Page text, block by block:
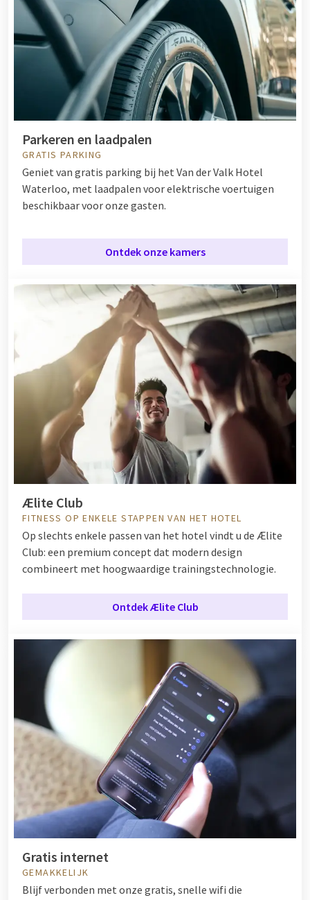
Parkeren en laadpalen
GRATIS PARKING
Geniet van gratis parking bij het Van der Valk Hotel
Waterloo, met laadpalen voor elektrische voertuigen
beschikbaar voor onze gasten.
Ontdek onze kamers
Ælite Club
FITNESS OP ENKELE STAPPEN VAN HET HOTEL
Op slechts enkele passen van het hotel vindt u de Ælite
Club: een premium concept dat modern design
combineert met hoogwaardige trainingstechnologie.
Ontdek Ælite Club
Gratis internet
GEMAKKELIJK
Blijf verbonden met onze gratis, snelle wifi die